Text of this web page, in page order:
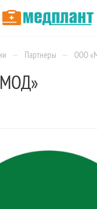
— Партнеры — ООО